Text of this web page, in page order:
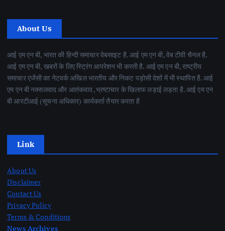
About Us
आई एम एन बी, भारत की हिन्दी समाचार वेबसाइट है. आई एम एन बी, वेब टीवी चैनल है.
आई एम एन बी, खबरों के लिए स्ट्रिंग आपरेशन भी करती है. आई एम एन बी, राष्ट्रीय
समाचार एजेंसी का नेटवर्क अखिल भारतीय और निकट पड़ोसी देशों में भी स्थापित है. आई
एम एन बी नक्सलवाद और आतंकवाद ,भ्रष्टाचार के खिलाफ लड़ाई लड़ता है. आई एम एन
बी आरटीआई (सूचना अधिकार) कार्यकर्ता तैयार करता है
Link
About Us
Disclaimer
Contact Us
Privacy Policy
Terms & Conditions
News Archives